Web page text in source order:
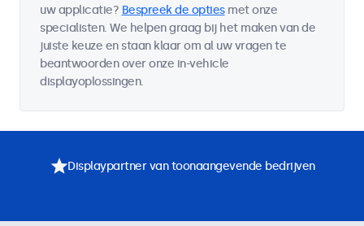
uw applicatie? Bespreek de optiesmet onze
specialisten. We helpen graag bij het maken van de
juiste keuze en staan klaar om al uw vragen te
beantwoorden over onze in-vehicle
displayoplossingen.
Displaypartner van toonaangevende bedrijven